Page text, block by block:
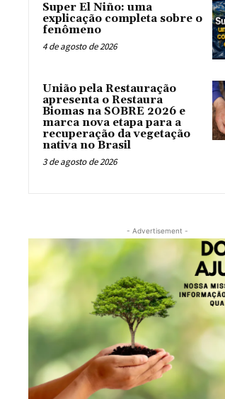
Super El Niño: uma
explicação completa sobre o
fenômeno
4 de agosto de 2026
União pela Restauração
apresenta o Restaura
Biomas na SOBRE 2026 e
marca nova etapa para a
recuperação da vegetação
nativa no Brasil
3 de agosto de 2026
- Advertisement -